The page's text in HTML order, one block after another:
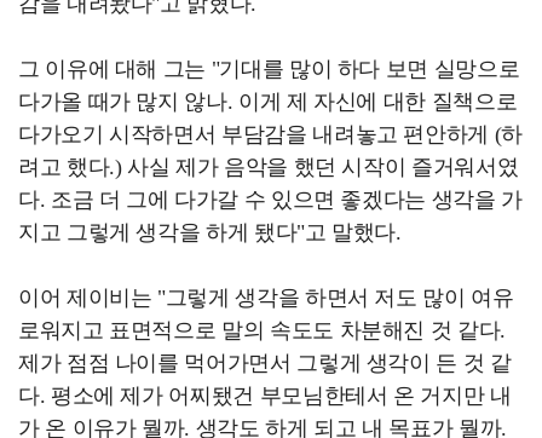
그 이유에 대해 그는 "기대를 많이 하다 보면 실망으로
다가올 때가 많지 않나. 이게 제 자신에 대한 질책으로
다가오기 시작하면서 부담감을 내려놓고 편안하게 (하
려고 했다.) 사실 제가 음악을 했던 시작이 즐거워서였
다. 조금 더 그에 다가갈 수 있으면 좋겠다는 생각을 가
지고 그렇게 생각을 하게 됐다"고 말했다.
이어 제이비는 "그렇게 생각을 하면서 저도 많이 여유
로워지고 표면적으로 말의 속도도 차분해진 것 같다.
제가 점점 나이를 먹어가면서 그렇게 생각이 든 것 같
다. 평소에 제가 어찌됐건 부모님한테서 온 거지만 내
가 온 이유가 뭘까. 생각도 하게 되고 내 목표가 뭘까.